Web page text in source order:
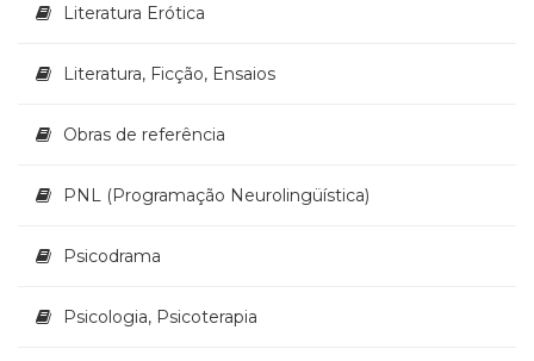
Literatura Erótica
Literatura, Ficção, Ensaios
Obras de referência
PNL (Programação Neurolingüística)
Psicodrama
Psicologia, Psicoterapia